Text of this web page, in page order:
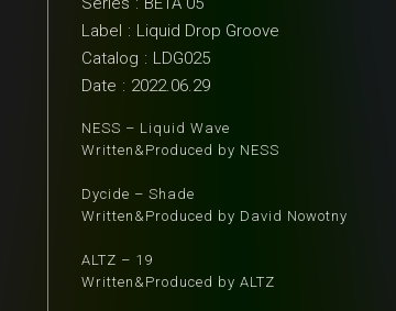
Label : Liquid Drop Groove
Catalog : LDG025
Date : 2022.06.29
NESS – Liquid Wave
Written&Produced by NESS
Dycide – Shade
Written&Produced by David Nowotny
ALTZ – 19
Written&Produced by ALTZ